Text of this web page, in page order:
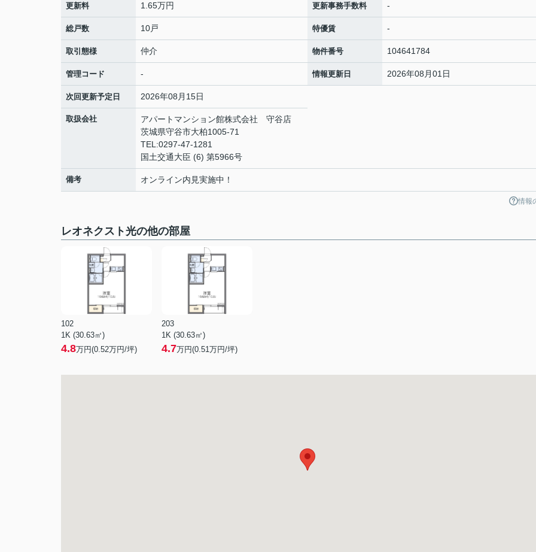
更新料 1.65万円 更新事務手数料 -
総戸数 10戸 特優賃 -
取引態様 仲介 物件番号 104641784
管理コード - 情報更新日 2026年08月01日
次回更新予定日 2026年08月15日
取扱会社
アパートマンション館株式会社 守谷店
茨城県守谷市大柏1005-71
TEL:0297-47-1281
国土交通大臣 (6) 第5966号
備考 オンライン内見実施中！
情報
レオネクスト光の他の部屋
102
1K (30.63㎡)
4.8万円(0.52万円/坪)
203
1K (30.63㎡)
4.7万円(0.51万円/坪)